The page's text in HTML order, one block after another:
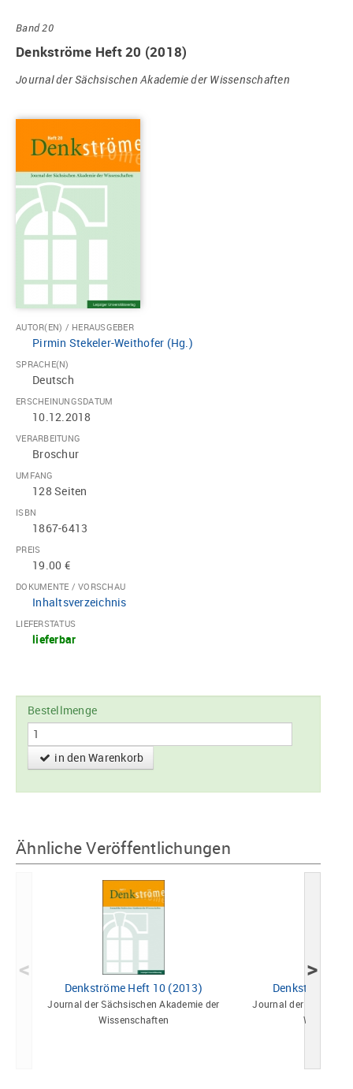
Band 20
Denkströme Heft 20 (2018)
Journal der Sächsischen Akademie der Wissenschaften
AUTOR(EN) / HERAUSGEBER
Pirmin Stekeler-Weithofer (Hg.)
SPRACHE(N)
Deutsch
ERSCHEINUNGSDATUM
10.12.2018
VERARBEITUNG
Broschur
UMFANG
128 Seiten
ISBN
1867-6413
PREIS
19.00 €
DOKUMENTE / VORSCHAU
Inhaltsverzeichnis
LIEFERSTATUS
lieferbar
Bestellmenge
in den Warenkorb
Ähnliche Veröffentlichungen
Denkströme Heft 10 (2013)
Journal der Sächsischen Akademie der
Wissenschaften
Denkströme
Journal der
< >